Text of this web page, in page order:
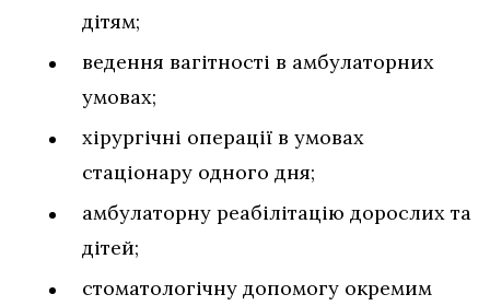
дітям;
ведення вагітності в амбулаторних
умовах;
хірургічні операції в умовах
стаціонару одного дня;
амбулаторну реабілітацію дорослих та
дітей;
стоматологічну допомогу окремим